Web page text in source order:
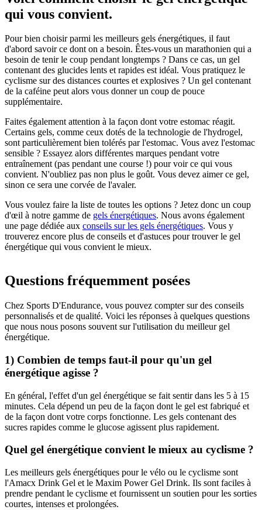
plusieurs
Cette
option
peut
être
sélectionnée
sur
la
page
du
produit
qui vous convient.
Pour bien choisir parmi les meilleurs gels énergétiques, il faut
d'abord savoir ce dont on a besoin. Êtes-vous un marathonien qui a
besoin de tenir le coup pendant longtemps ? Dans ce cas, un gel
contenant des glucides lents et rapides est idéal. Vous pratiquez le
cyclisme sur des distances courtes et explosives ? Un gel contenant
de la caféine peut alors vous donner un coup de pouce
supplémentaire.
Faites également attention à la façon dont votre estomac réagit.
Certains gels, comme ceux dotés de la technologie de l'hydrogel,
sont particulièrement bien tolérés par l'estomac. Vous avez l'estomac
sensible ? Essayez alors différentes marques pendant votre
entraînement (pas pendant une course !) pour voir ce qui vous
convient. N'oubliez pas non plus le goût. Vous devez aimer ce gel,
sinon ce sera une corvée de l'avaler.
Vous voulez faire la liste de toutes les options ? Jetez donc un coup
d'œil à notre gamme de gels énergétiques. Nous avons également
une page dédiée aux conseils sur les gels énergétiques. Vous y
trouverez encore plus de conseils et d'astuces pour trouver le gel
énergétique qui vous convient le mieux.
Questions fréquemment posées
Chez Sports D'Endurance, vous pouvez compter sur des conseils
personnalisés et de qualité. Voici les réponses à quelques questions
que nous nous posons souvent sur l'utilisation du meilleur gel
énergétique.
1) Combien de temps faut-il pour qu'un gel
énergétique agisse ?
En général, l'effet d'un gel énergétique se fait sentir dans les 5 à 15
minutes. Cela dépend un peu de la façon dont le gel est fabriqué et
de la façon dont votre corps fonctionne. Les gels contenant des
sucres rapides comme le glucose agissent plus rapidement.
Quel gel énergétique convient le mieux au cyclisme ?
Les meilleurs gels énergétiques pour le vélo ou le cyclisme sont
l'Amacx Drink Gel et le Maxim Power Gel Drink. Ils sont faciles à
prendre pendant le cyclisme et fournissent un soutien pour les sorties
courtes, intenses et prolongées.